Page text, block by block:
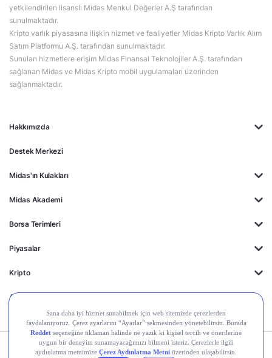
Hakkımızda
Destek Merkezi
Midas'ın Kulakları
Midas Akademi
Borsa Terimleri
Piyasalar
Kripto
Ayrıcalıklar
yetkilendirilen lisanslı Midas Menkul Değerler A.Ş tarafından
sunulmaktadır.
Kripto varlık piyasasına ilişkin hizmet ve faaliyetler Midas Kripto Varlık Alım
Satım Platformu A.Ş. tarafından sunulmaktadır.
Sunulan hizmetlere erişim Midas Finansal Teknolojiler A.Ş. tarafından
sağlanan Midas ve Midas Kripto mobil uygulamaları üzerinden
sağlanmaktadır.
Kişisel Verilerin Gizlilik Yasal Çerez